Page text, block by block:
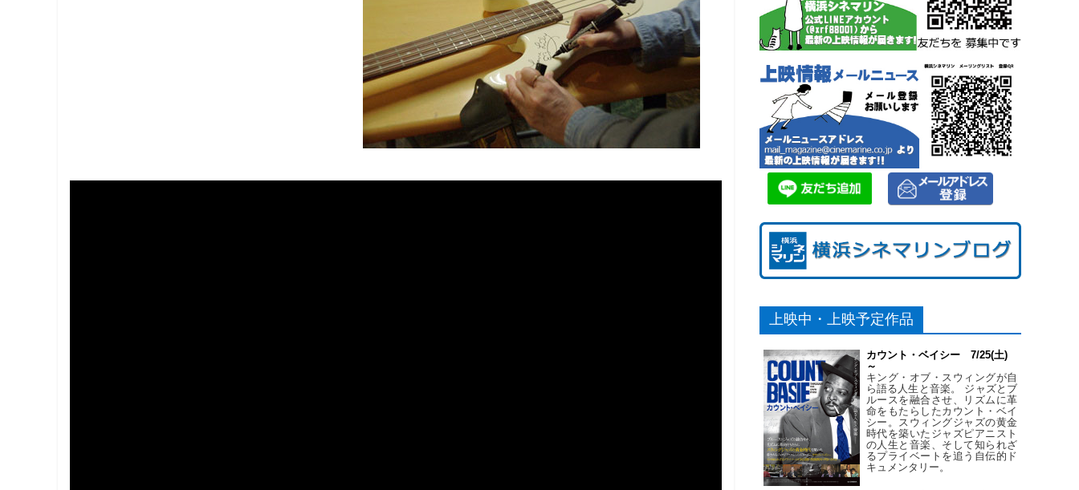
上映中・上映予定作品
カウント・ベイシー 7/25(土)
～
キング・オブ・スウィングが自
ら語る人生と音楽。 ジャズとブ
ルースを融合させ、リズムに革
命をもたらしたカウント・ベイ
シー。スウィングジャズの黄金
時代を築いたジャズピアニスト
の人生と音楽、そして知られざ
るプライベートを追う自伝的ド
キュメンタリー。